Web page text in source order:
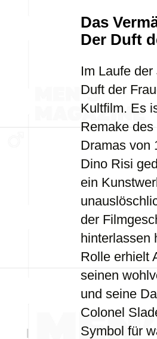
Das
Der Duft
Im Laufe
Duft der
Kultfilm. Es
Remake
Dramas von
Dino Risi
ein
der
hinterlassen
Rolle erhielt
seinen
und seine
Colonel
Symbol für